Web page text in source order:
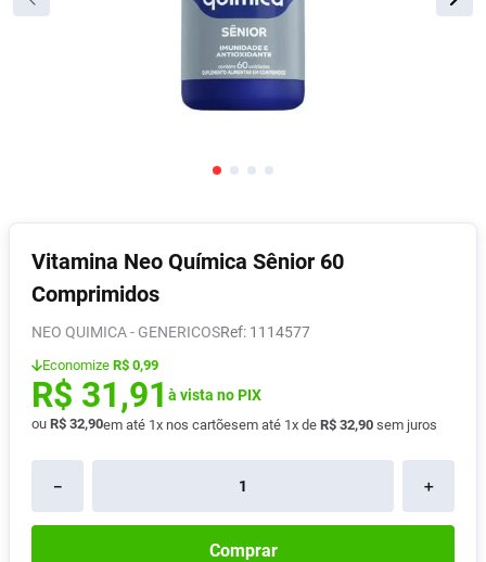
Vitamina Neo Química Sênior 60
Comprimidos
NEO QUIMICA - GENERICOS : 1114577
Economize R$ 0,99
R$ 31,91 à vista no PIX
ou R$ 32,90em até 1x nos cartõesem até 1x de R$ 32,90 sem juros
＋
－
Comprar